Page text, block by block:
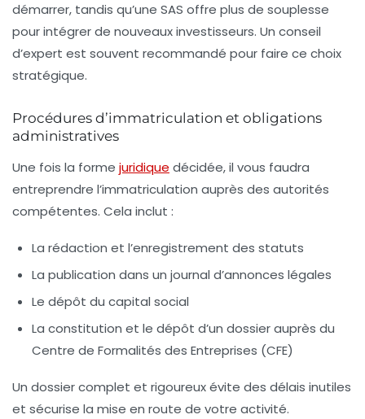
démarrer, tandis qu’une SAS offre plus de souplesse
pour intégrer de nouveaux investisseurs. Un conseil
d’expert est souvent recommandé pour faire ce choix
stratégique.
Procédures d’immatriculation et obligations
administratives
Une fois la forme juridique décidée, il vous faudra
entreprendre l’immatriculation auprès des autorités
compétentes. Cela inclut :
La rédaction et l’enregistrement des statuts
La publication dans un journal d’annonces légales
Le dépôt du capital social
La constitution et le dépôt d’un dossier auprès du
Centre de Formalités des Entreprises (CFE)
Un dossier complet et rigoureux évite des délais inutiles
et sécurise la mise en route de votre activité.